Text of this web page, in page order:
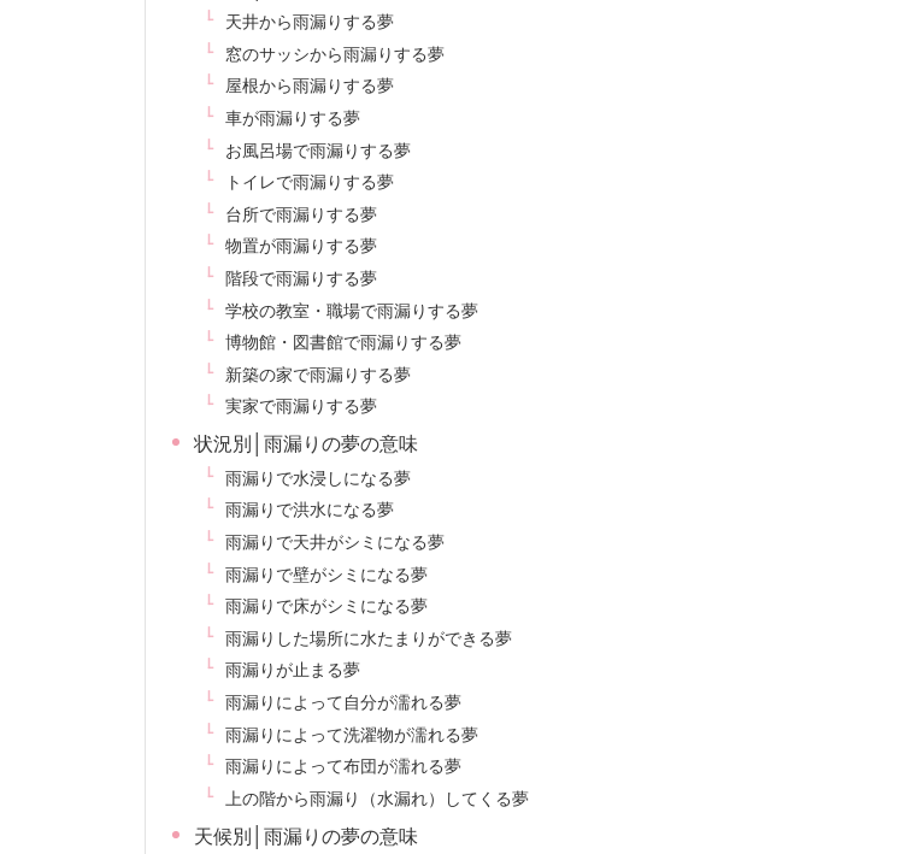
天井から雨漏りする夢
窓のサッシから雨漏りする夢
屋根から雨漏りする夢
車が雨漏りする夢
お風呂場で雨漏りする夢
トイレで雨漏りする夢
台所で雨漏りする夢
物置が雨漏りする夢
階段で雨漏りする夢
学校の教室・職場で雨漏りする夢
博物館・図書館で雨漏りする夢
新築の家で雨漏りする夢
実家で雨漏りする夢
状況別│雨漏りの夢の意味
雨漏りで水浸しになる夢
雨漏りで洪水になる夢
雨漏りで天井がシミになる夢
雨漏りで壁がシミになる夢
雨漏りで床がシミになる夢
雨漏りした場所に水たまりができる夢
雨漏りが止まる夢
雨漏りによって自分が濡れる夢
雨漏りによって洗濯物が濡れる夢
雨漏りによって布団が濡れる夢
上の階から雨漏り（水漏れ）してくる夢
天候別│雨漏りの夢の意味